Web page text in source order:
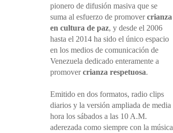
pionero de difusión masiva que se
suma al esfuerzo de promovercrianza
en cultura de paz, y desde el 2006
hasta el 2014 ha sido el único espacio
en los medios de comunicación de
Venezuela dedicado enteramente a
promovercrianza respetuosa.
Emitido en dos formatos, radio clips
diarios y la versión ampliada de media
hora los sábados a las 10 A.M.
aderezada como siempre con la música